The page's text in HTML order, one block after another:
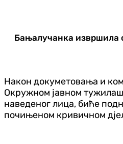
Бањалучанка извршила
Након докуметовања и
Окружном јавном
наведеног лица, биће
почињеном кривичном